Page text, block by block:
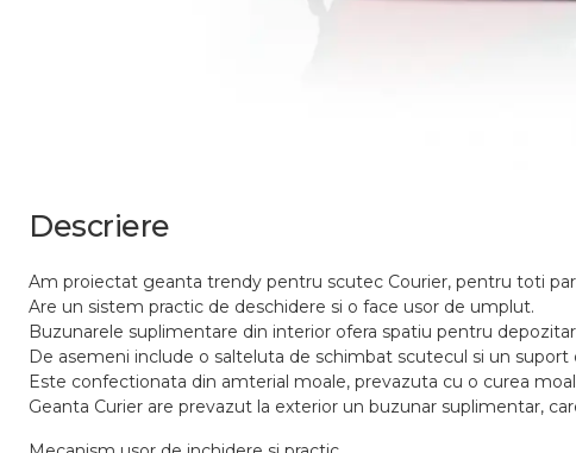
Descriere
Am proiectat geanta trendy pentru scutec Courier, pentru toti
Are un sistem practic de deschidere si o face usor de umplut.
Buzunarele suplimentare din interior ofera spatiu pentru
De asemeni include o salteluta de schimbat scutecul si un
Este confectionata din amterial moale, prevazuta cu o curea
Geanta Curier are prevazut la exterior un buzunar suplimentar,